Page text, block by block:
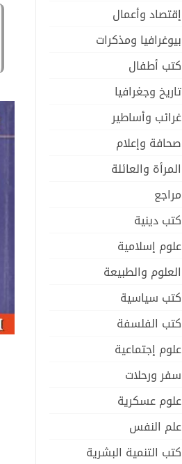
إقتصاد وأعمال
بيوغرافيا ومذكرات
كتب أطفال
تاريخ وجغرافيا
غرائب وأساطير
صحافة وإعلام
المرأة والعائلة
مراجع
كتب دينية
علوم إسلامية
العلوم والطبيعة
كتب سياسية
كتب الفلسفة
علوم إجتماعية
سفر ورحلات
علوم عسكرية
علم النفس
كتب التنمية البشرية